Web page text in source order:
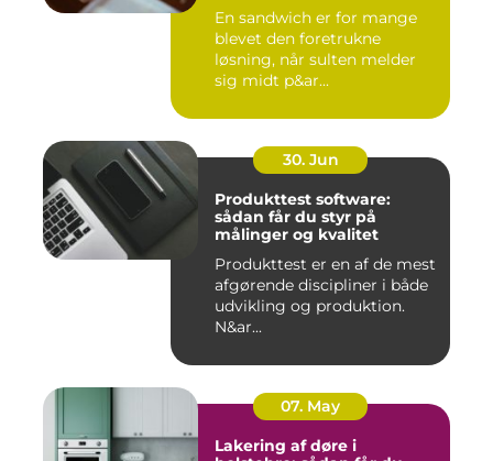
En sandwich er for mange
blevet den foretrukne
løsning, når sulten melder
sig midt p&ar...
30. Jun
Produkttest software:
sådan får du styr på
målinger og kvalitet
Produkttest er en af de mest
afgørende discipliner i både
udvikling og produktion.
N&ar...
07. May
Lakering af døre i